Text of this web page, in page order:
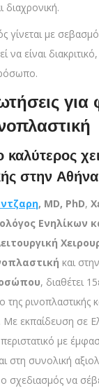
διαχρονική.
γίνεται με
να είναι
για
καλύτερος
στην
, MD, PhD,
Ενηλίκων
και στην
, διαθέτει
της ρινοπλαστικής
Με εκπαίδευση σε
με
στη συνολική
να